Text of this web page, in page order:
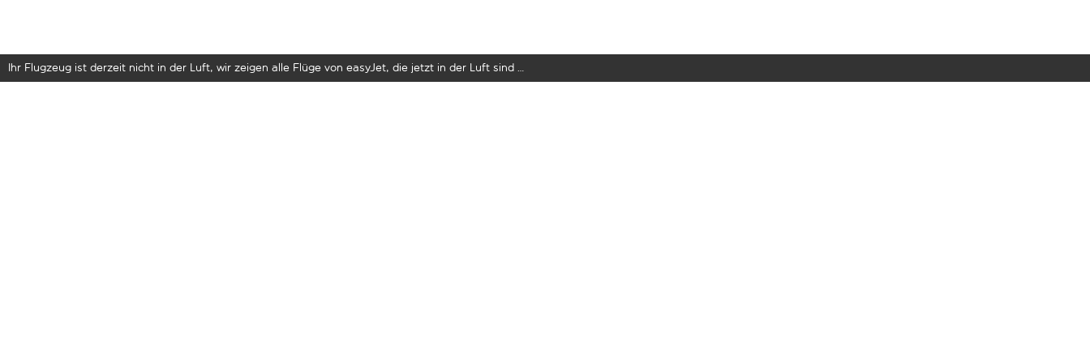
Ihr Flugzeug ist derzeit nicht in der Luft, wir zeigen alle Flüge von easyJet, die jetzt in der Luft sind …